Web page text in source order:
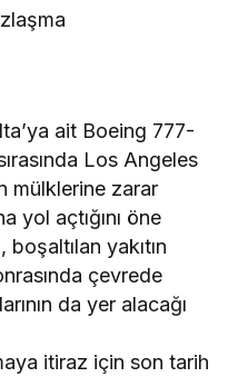
ait Boeing 777-
Los Angeles
mülklerine zarar
yol açtığını öne
yakıtın
çevrede
da yer alacağı
itiraz için son tarih